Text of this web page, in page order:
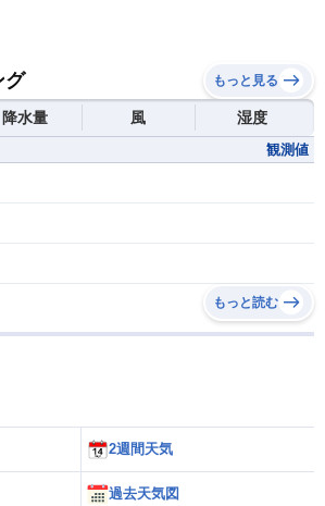
グ もっと見る
降水量 風 湿度
観測値
もっと読む
2週間天気
過去天気図